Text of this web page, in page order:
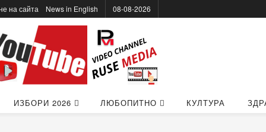
на сайта News in Еnglish 08-08-2026
ИЗБОРИ 2026 ЛЮБОПИТНО КУЛТУРА